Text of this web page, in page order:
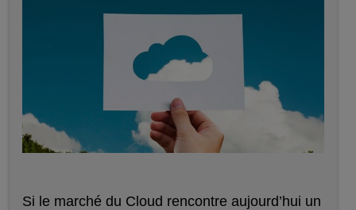
Si le marché du Cloud rencontre aujourd’hui un